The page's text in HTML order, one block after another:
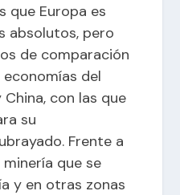
que Europa es
absolutos, pero
de comparación
del
China, con las que
su
Frente a
que se
y en otras zonas